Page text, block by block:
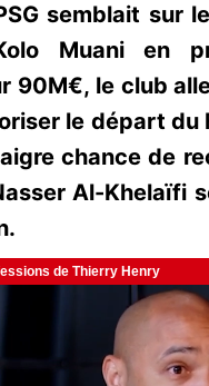
semblait sur
Muani en
90M€, le club
le départ du
chance de
Al-Khelaïfi